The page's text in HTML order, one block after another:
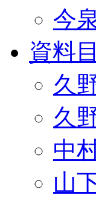
今
資料
久
久
中
山